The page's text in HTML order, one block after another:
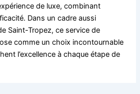
de luxe, combinant
Dans un cadre aussi
Saint-Tropez, ce service de
comme un choix incontournable
l’excellence à chaque étape de